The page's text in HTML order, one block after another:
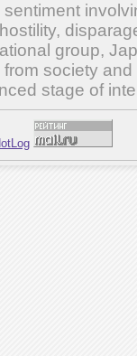
group,
society
stage of